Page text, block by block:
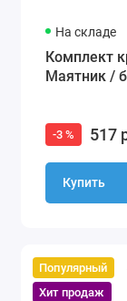
На складе
Комплект
Маятник /
-3 % 517
Купить
Популярный
Хит продаж